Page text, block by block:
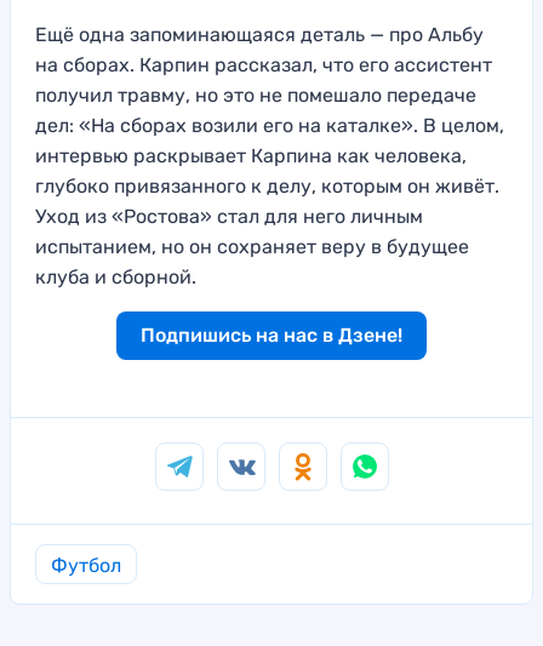
Ещё одна запоминающаяся деталь — про Альбу
на сборах. Карпин рассказал, что его ассистент
получил травму, но это не помешало передаче
дел: «На сборах возили его на каталке». В целом,
интервью раскрывает Карпина как человека,
глубоко привязанного к делу, которым он живёт.
Уход из «Ростова» стал для него личным
испытанием, но он сохраняет веру в будущее
клуба и сборной.
Подпишись на нас в Дзене!
Футбол